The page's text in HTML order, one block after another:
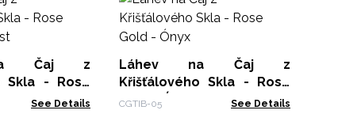
Čaj z
Skla - Rose
See Details
Láhev na Čaj z
Křišťálového Skla - Rose
Gold - Ónyx
CGTIB-05 See Details